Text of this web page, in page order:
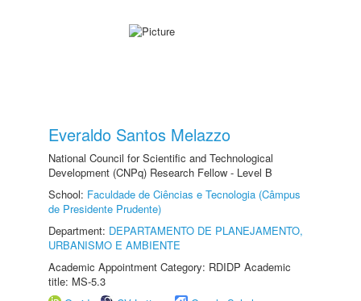
Everaldo Santos Melazzo
National Council for Scientific and Technological
Development (CNPq) Research Fellow - Level B
School: Faculdade de Ciências e Tecnologia (Câmpus
de Presidente Prudente)
Department: DEPARTAMENTO DE PLANEJAMENTO,
URBANISMO E AMBIENTE
Academic Appointment Category: RDIDP Academic
title: MS-5.3